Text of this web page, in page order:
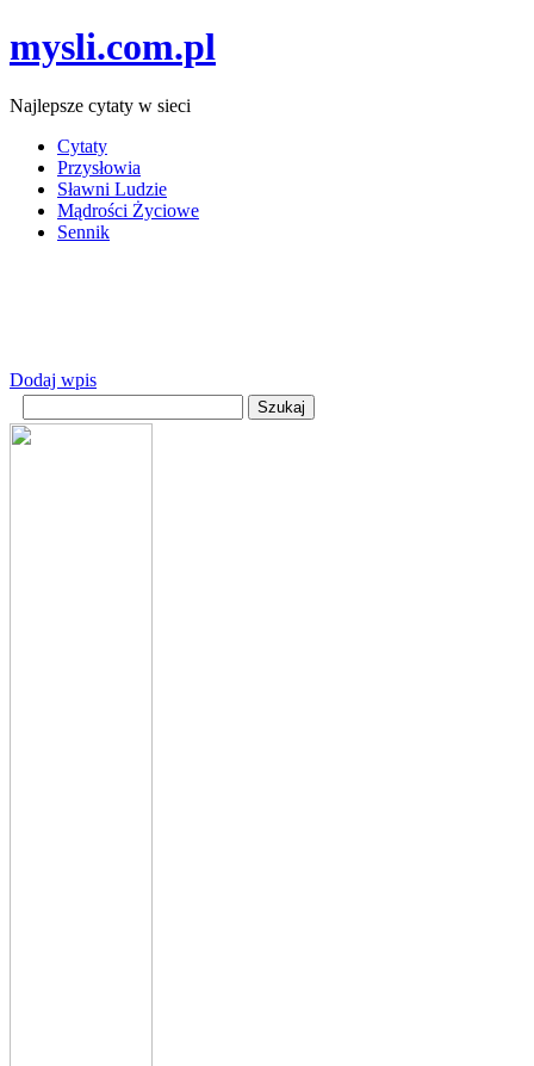
mysli.com.pl
Najlepsze cytaty w sieci
Cytaty
Przysłowia
Sławni Ludzie
Mądrości Życiowe
Sennik
Dodaj wpis